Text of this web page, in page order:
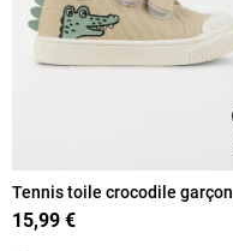
Tennis toile crocodile garçon
(20-23)
15,99 €